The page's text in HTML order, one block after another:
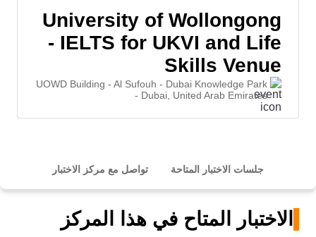
University of Wollongong
- IELTS for UKVI and Life
Skills Venue
UOWD Building - Al Sufouh - Dubai Knowledge Park
- Dubai, United Arab Emirates
جلسات الاختبار المتاحة تواصل مع مركز الاختبار
الاختبار المتاح في هذا المركز